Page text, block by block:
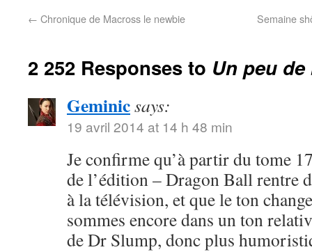
← Chronique de Macross le newbie Semaine
2 252 Responses to Un peu
Geminicsays:
19 avril 2014 at 14 h 48 min
Je confirme qu’à partir du tome
de l’édition – Dragon Ball rentre
à la télévision, et que le ton
sommes encore dans un ton
de Dr Slump, donc plus